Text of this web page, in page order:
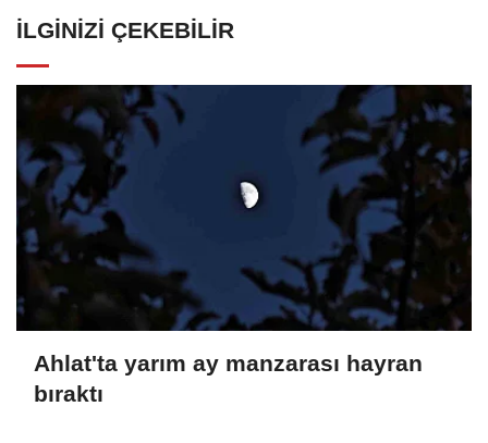
İLGINIZI ÇEKEBILIR
Ahlat'ta yarım ay manzarası hayran
bıraktı